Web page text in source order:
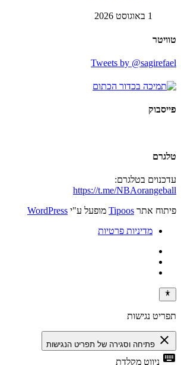
1 באוגוסט 2026
טוויטר
Tweets by @sagirefael
פייסבוק
טלגרם
עדכנוים בטלגרם:
https://t.me/NBAorangeball
פיתוח אתר Tipoos מופעל ע"י WordPress
מדיניות פרטיות
תפריט נגישות
close פתיחה וסגירה של תפריט הנגישות
keyboard ניווט מקלדת